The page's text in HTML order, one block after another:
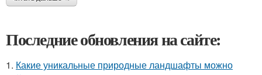
Последние обновления на сайте:
1. Какие уникальные природные ландшафты можно